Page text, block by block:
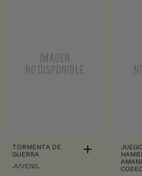
TORMENTA DE
GUERRA
JUVENIL